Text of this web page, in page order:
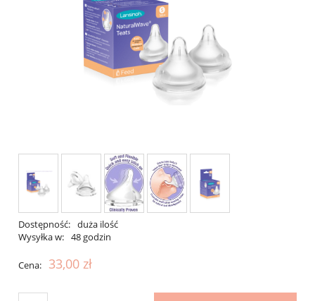
Dostępność: duża ilość
Wysyłka w: 48 godzin
Cena: 33,00 zł